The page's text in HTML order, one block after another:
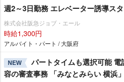
週2～3日勤務 エレベーター誘導ス
株式会社阪急ジョブ・エール
時給1,300円
アルバイト・パート / 大阪府
NEW
パートタイムも選択可能
容の審査事務 「みなとみらい 横浜」